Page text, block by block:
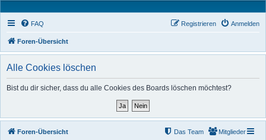
FAQ Anmelden
Registrieren
Foren-Übersicht
Alle Cookies löschen
Bist du dir sicher, dass du alle Cookies des Boards löschen möchtest?
Foren-Übersicht Mitglieder
Das Team